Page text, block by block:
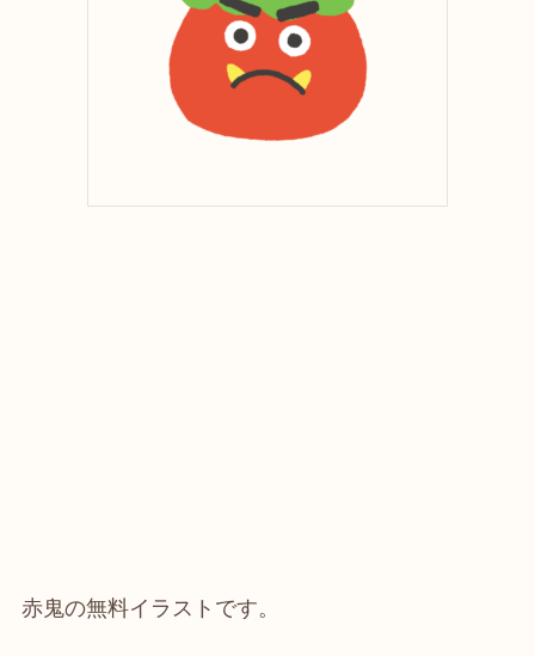
赤鬼の無料イラストです。